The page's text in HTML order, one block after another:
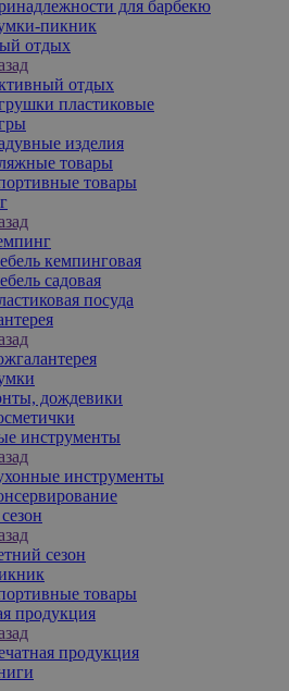
для барбекю
пикник
отдых
отдых
пластиковые
изделия
товары
товары
кемпинговая
садовая
посуда
дождевики
инструменты
инструменты
сезон
товары
продукция
продукция